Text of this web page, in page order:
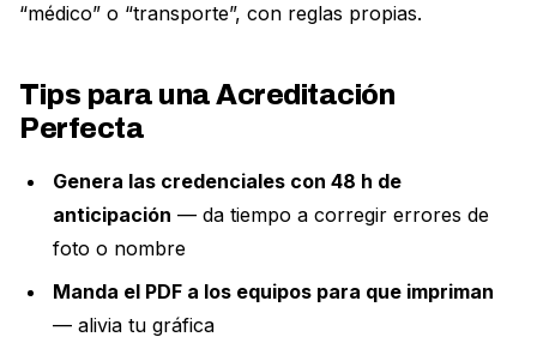
“médico” o “transporte”, con reglas propias.
Tips para una Acreditación
Perfecta
Genera las credenciales con 48 h de
anticipación — da tiempo a corregir errores de
foto o nombre
Manda el PDF a los equipos para que impriman
— alivia tu gráfica